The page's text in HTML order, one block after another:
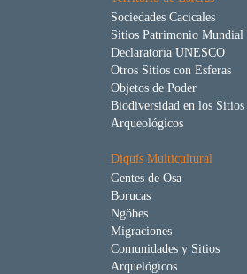
Sociedades Cacicales
Sitios Patrimonio Mundial
Declaratoria UNESCO
Otros Sitios con Esferas
Objetos de Poder
Biodiversidad en los Sitios
Arqueológicos
Diquís Multicultural
Gentes de Osa
Borucas
Ngöbes
Migraciones
Comunidades y Sitios
Arquelógicos